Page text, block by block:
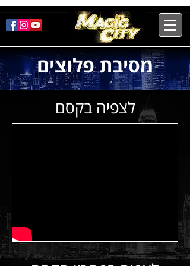
מסיבת פלוצים
לצפיה בקסם